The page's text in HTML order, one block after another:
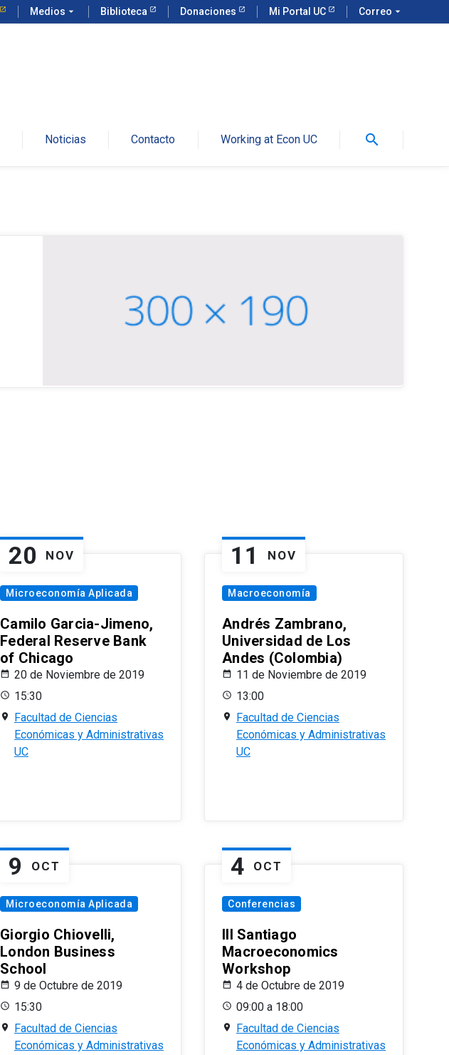
Medios arrow_drop_down Biblioteca Donaciones Mi Portal UC Correo arrow_drop_down
Noticias Contacto Working at Econ UC search
20 NOV
Microeconomía Aplicada
Camilo Garcia-Jimeno,
Federal Reserve Bank
of Chicago
20 de Noviembre de 2019
15:30
Facultad de Ciencias
Económicas y Administrativas
UC
11 NOV
Macroeconomía
Andrés Zambrano,
Universidad de Los
Andes (Colombia)
11 de Noviembre de 2019
13:00
Facultad de Ciencias
Económicas y Administrativas
UC
9 OCT
Microeconomía Aplicada
Giorgio Chiovelli,
London Business
School
9 de Octubre de 2019
15:30
Facultad de Ciencias
Económicas y Administrativas
4 OCT
Conferencias
III Santiago
Macroeconomics
Workshop
4 de Octubre de 2019
09:00 a 18:00
Facultad de Ciencias
Económicas y Administrativas